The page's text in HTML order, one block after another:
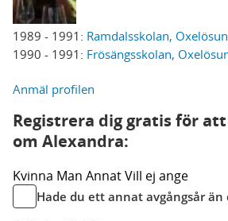
1989 - 1991: Ramdalsskolan,
1990 - 1991: Frösängsskolan,
Anmäl profilen
Registrera dig gratis för
om Alexandra:
Kvinna Man AnnatVill ej ange
Hade du ett annat avgångsår